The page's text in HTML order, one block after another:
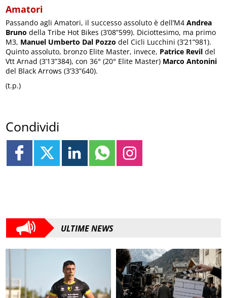
Amatori
Passando agli Amatori, il successo assoluto è dell’M4Andrea
Bruno della Tribe Hot Bikes (3’08”599). Diciottesimo, ma primo
M3, Manuel Umberto Dal Pozzo del Cicli Lucchini (3’21”981).
Quinto assoluto, bronzo Elite Master, invece, Patrice Revil del
Vtt Arnad (3’13”384), con 36° (20° Elite Master) Marco Antonini
del Black Arrows (3’33”640).
(t.p.)
Condividi
ULTIME NEWS